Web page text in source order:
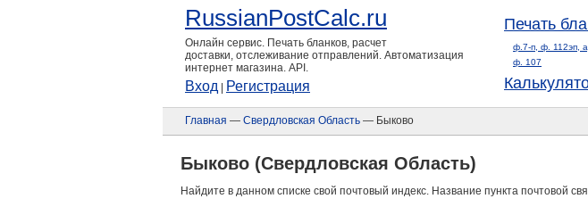
RussianPostCalc.ru
Онлайн сервис. Печать бланков, расчет
доставки, отслеживание отправлений. Автоматизация
интернет магазина. API.
Вход Регистрация
Печать
ф.7-п, ф. 112эп,
ф. 107
Главная — Свердловская Область — Быково
Быково (Свердловская Область)
Найдите в данном списке свой почтовый индекс. Название пункта почтовой